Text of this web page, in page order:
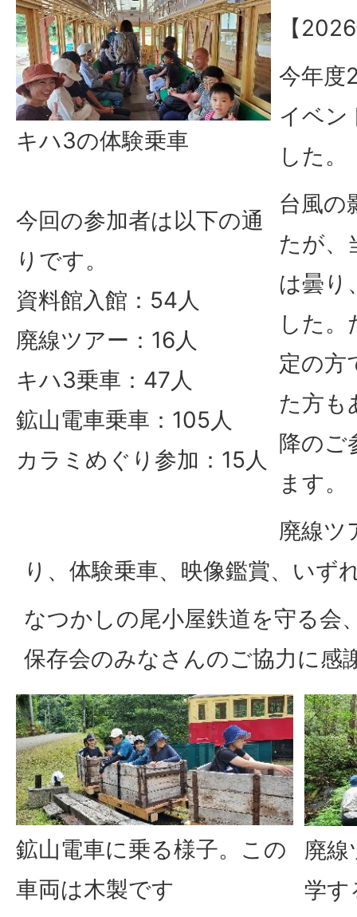
キハ3の体験乗車
今回の参加者は以下の通
りです。
資料館入館：54人
廃線ツアー：16人
キハ3乗車：47人
鉱山電車乗車：105人
カラミめぐり参加：15人
【
今年度
イベン
した。
台風の
たが、
は曇り
した。
定の方
た方も
降のご
ます。
廃線ツ
り、体験乗車、映像鑑賞、いず
なつかしの尾小屋鉄道を守る会
保存会のみなさんのご協力に感
鉱山電車に乗る様子。この
車両は木製です
廃線
学す